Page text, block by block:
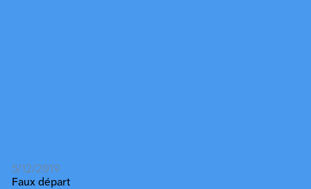
5/12/2019
Faux départ